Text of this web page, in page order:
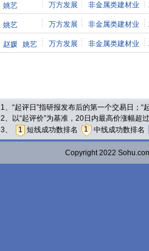
姚艺 万方发展 非金属类建材业
姚艺 万方发展 非金属类建材业
赵媛 姚艺 万方发展 非金属类建材业
1、“起评日”指研报发布后的第一个交易日；
2、以“起评价”为基准，20日内最高价涨幅
3、
1 短线成功数排名 1 中线成功数排名
Copyright 2022